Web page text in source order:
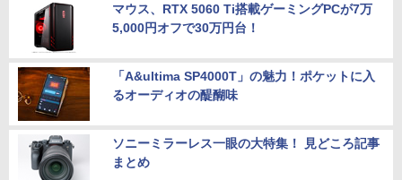
マウス、RTX 5060 Ti搭載ゲーミングPCが7万
5,000円オフで30万円台！
「A&ultima SP4000T」の魅力！ポケットに入
るオーディオの醍醐味
ソニーミラーレス一眼の大特集！ 見どころ記事
まとめ